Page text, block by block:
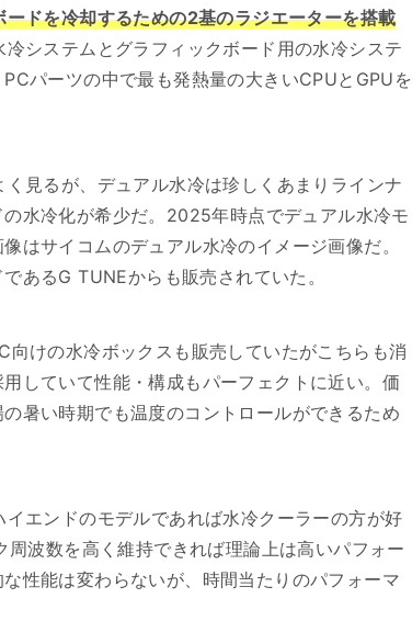
ドを冷却するための2基のラジエーターを搭載
システムとグラフィックボード用の水冷システ
パーツの中で最も発熱量の大きいCPUとGPUを
見るが、デュアル水冷は珍しくあまりラインナ
水冷化が希少だ。2025年時点でデュアル水冷モ
はサイコムのデュアル水冷のイメージ画像だ。
あるG TUNEからも販売されていた。
けの水冷ボックスも販売していたがこちらも消
していて性能・構成もパーフェクトに近い。価
暑い時期でも温度のコントロールができるため
イエンドのモデルであれば水冷クーラーの方が好
波数を高く維持できれば理論上は高いパフォー
性能は変わらないが、時間当たりのパフォーマ